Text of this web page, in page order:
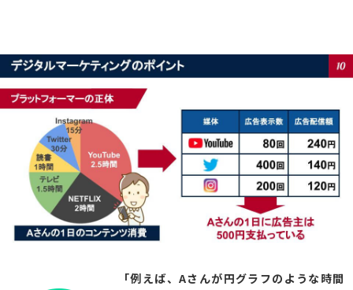
「例えば、Aさんが円グラフのような時間